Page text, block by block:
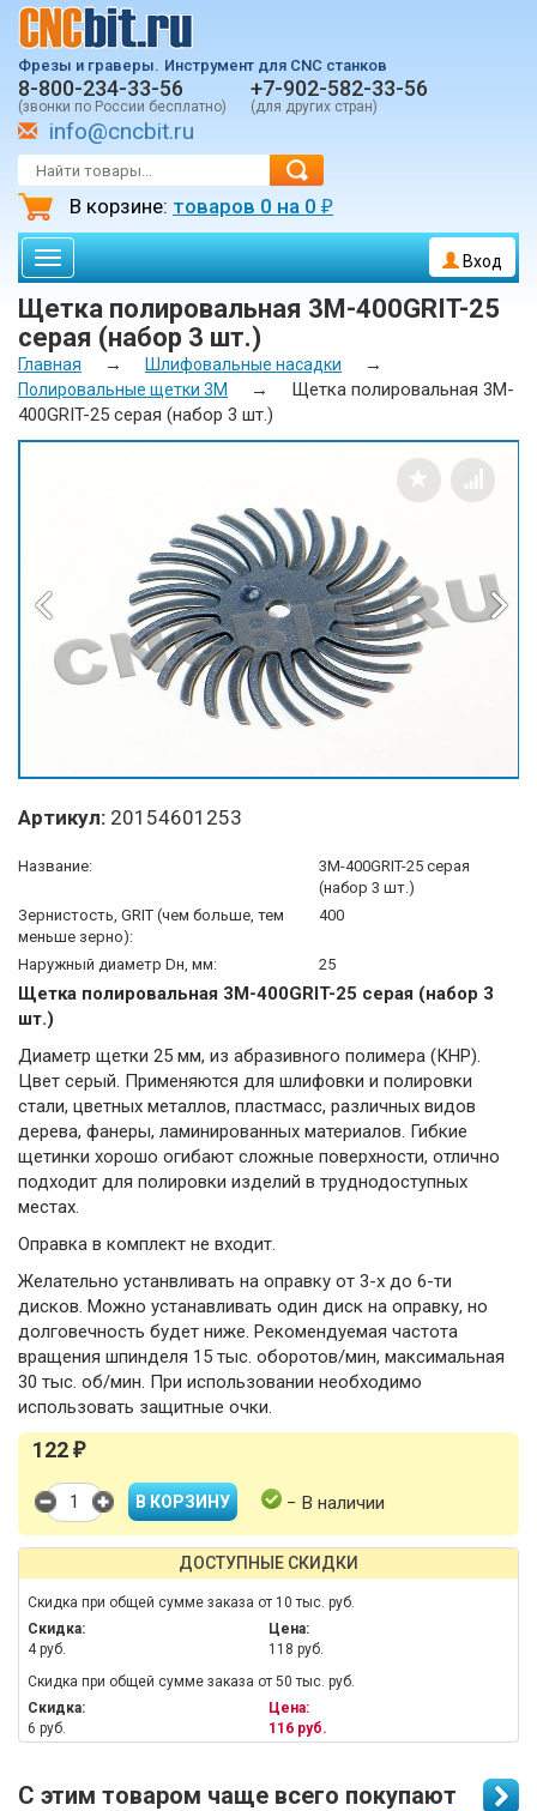
Фрезы и граверы. Инструмент для CNC станков
8-800-234-33-56
(звонки по России бесплатно)
+7-902-582-33-56
(для других стран)
info@cncbit.ru
В корзине: товаров 0 на 0 ₽
Toggle
navigation
Вход
Щетка полировальная 3M-400GRIT-25
серая (набор 3 шт.)
Главная → Шлифовальные насадки →
Полировальные щетки 3M →
Щетка полировальная 3M-
400GRIT-25 серая (набор 3 шт.)
Артикул: 20154601253
Название:
3M-400GRIT-25 серая
(набор 3 шт.)
Зернистость, GRIT (чем больше, тем
меньше зерно):
400
Наружный диаметр Dн, мм: 25
Щетка полировальная 3M-400GRIT-25 серая (набор 3
шт.)
Диаметр щетки 25 мм, из абразивного полимера (КНР).
Цвет серый. Применяются для шлифовки и полировки
стали, цветных металлов, пластмасс, различных видов
дерева, фанеры, ламинированных материалов. Гибкие
щетинки хорошо огибают сложные поверхности, отлично
подходит для полировки изделий в труднодоступных
местах.
Оправка в комплект не входит.
Желательно устанвливать на оправку от 3-х до 6-ти
дисков. Можно устанавливать один диск на оправку, но
долговечность будет ниже. Рекомендуемая частота
вращения шпинделя 15 тыс. оборотов/мин, максимальная
30 тыс. об/мин. При использовании необходимо
использовать защитные очки.
122 ₽
− В наличии
ДОСТУПНЫЕ СКИДКИ
Скидка при общей сумме заказа от 10 тыс. руб.
Скидка:
4 руб.
Цена:
118 руб.
Скидка при общей сумме заказа от 50 тыс. руб.
Скидка:
6 руб.
Цена:
116 руб.
С этим товаром чаще всего покупают